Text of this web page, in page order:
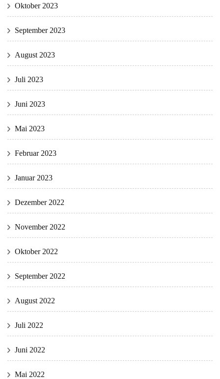
Oktober 2023
September 2023
August 2023
Juli 2023
Juni 2023
Mai 2023
Februar 2023
Januar 2023
Dezember 2022
November 2022
Oktober 2022
September 2022
August 2022
Juli 2022
Juni 2022
Mai 2022